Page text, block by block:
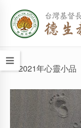
2021年心靈小品